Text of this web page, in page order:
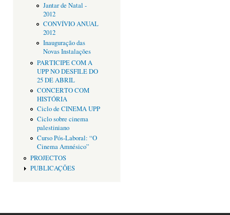
Jantar de Natal -
2012
CONVÍVIO ANUAL
2012
Inauguração das
Novas Instalações
PARTICIPE COM A
UPP NO DESFILE DO
25 DE ABRIL
CONCERTO COM
HISTÓRIA
Ciclo de CINEMA UPP
Ciclo sobre cinema
palestiniano
Curso Pós-Laboral: “O
Cinema Amnésico”
PROJECTOS
PUBLICAÇÕES